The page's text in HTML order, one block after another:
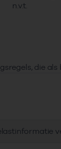
n.v.t.
die als